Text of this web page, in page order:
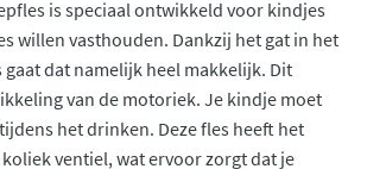
is speciaal ontwikkeld voor kindjes
willen vasthouden. Dankzij het gat in het
gaat dat namelijk heel makkelijk. Dit
van de motoriek. Je kindje moet
het drinken. Deze fles heeft het
ventiel, wat ervoor zorgt dat je